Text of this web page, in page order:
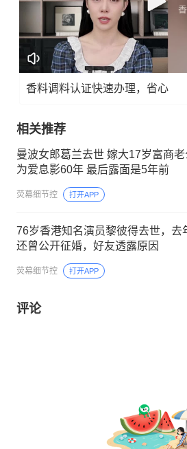
香料调料认证快速办理，省心
相关推荐
曼波女郎葛兰去世 嫁大17岁富商老
为爱息影60年 最后露面是5年前
荧幕细节控 打开APP
76岁香港知名演员黎彼得去世，去
还曾公开征婚，好友透露原因
荧幕细节控 打开APP
评论